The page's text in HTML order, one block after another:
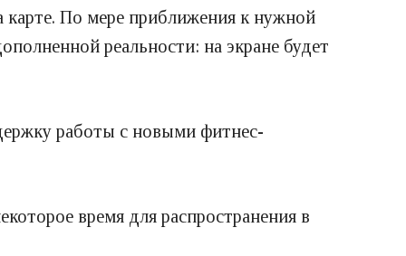
карте. По мере приближения к нужной
реальности: на экране будет
работы с новыми фитнес-
время для распространения в